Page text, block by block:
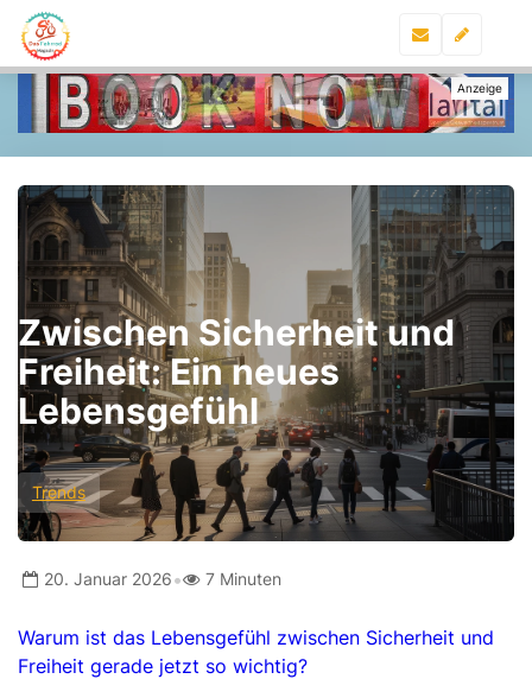
Zwischen Sicherheit und
Freiheit: Ein neues
Lebensgefühl
Trends
20. Januar 2026• 7 Minuten
Warum ist das Lebensgefühl zwischen Sicherheit und
Freiheit gerade jetzt so wichtig?